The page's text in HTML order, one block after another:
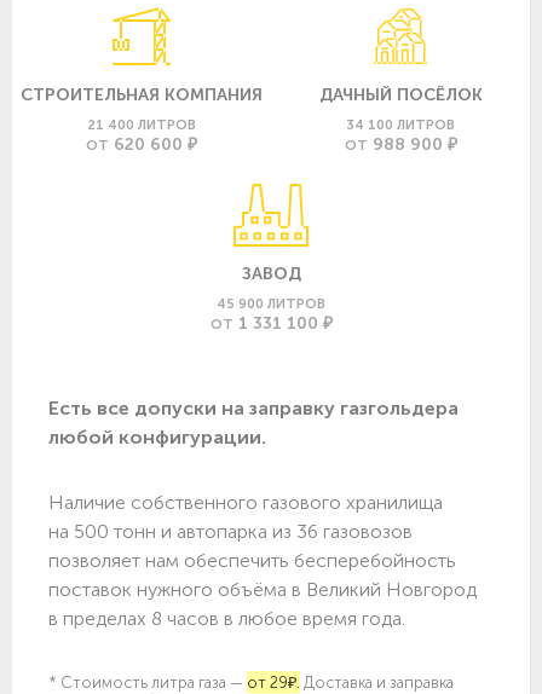
СТРОИТЕЛЬНАЯ КОМПАНИЯ
21 400 ЛИТРОВ
ОТ 620 600 ₽
ДАЧНЫЙ ПОСЁЛОК
34 100 ЛИТРОВ
ОТ 988 900 ₽
ЗАВОД
45 900 ЛИТРОВ
ОТ 1 331 100 ₽
Есть все допуски нa заправку газгольдера
любой конфигурации.
Наличие собственного газового хранилища
на 500 тонн и автопарка из 36 газовозов
позволяет нам обеспечить бесперебойность
поставок нужного объёма в Великий Новгород
в пределах 8 часов в любое время года.
* Стоимость литра газа — от 29₽. Доставка и заправка